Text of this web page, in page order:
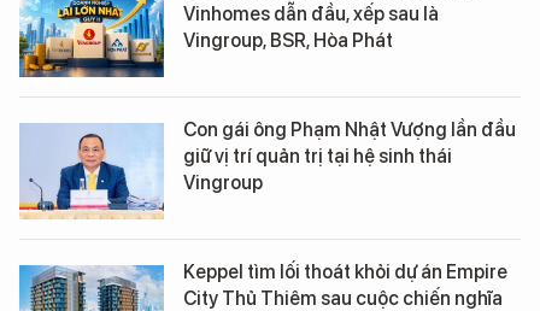
Vinhomes dẫn đầu, xếp sau là
Vingroup, BSR, Hòa Phát
Con gái ông Phạm Nhật Vượng lần đầu
giữ vị trí quản trị tại hệ sinh thái
Vingroup
Keppel tìm lối thoát khỏi dự án Empire
City Thủ Thiêm sau cuộc chiến nghĩa